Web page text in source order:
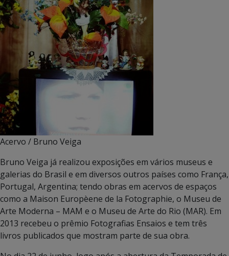
Acervo / Bruno Veiga
Bruno Veiga já realizou exposições em vários museus e
galerias do Brasil e em diversos outros países como França,
Portugal, Argentina; tendo obras em acervos de espaços
como a Maison Europèene de la Fotographie, o Museu de
Arte Moderna – MAM e o Museu de Arte do Rio (MAR). Em
2013 recebeu o prêmio Fotografias Ensaios e tem três
livros publicados que mostram parte de sua obra.